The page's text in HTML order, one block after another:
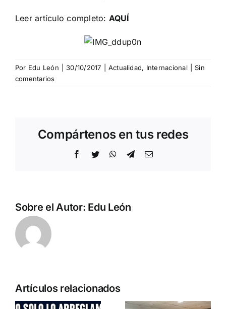
Leer artículo completo: AQUÍ
Por Edu León 30/10/2017 Actualidad, Internacional
Sin
comentarios
Compártenos en tus redes
Facebook
Twitter WhatsApp
TelegramCorreo
Sobre el Autor: Edu León
Artículos relacionados
DN en la